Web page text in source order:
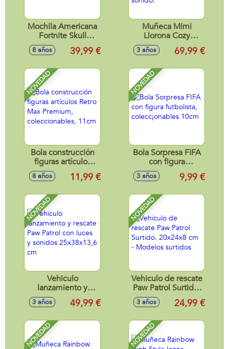
Mochila Americana
Fortnite Skull
Trooper.31 X 43 X
13 Cm.
8 años 39,99 €
Muñeca Mimi
Llorona Cozy
Friends 42 Cm
cuerpo de tela y
sonido.
3 años 69,99 €
NOVEDAD
Bola construcción
figuras artículos
Retro Max
Premium,
11cm
8 años 11,99 €
NOVEDAD
Bola Sorpresa FIFA
con figura
futbolista,
colecc¡onables
3 años 9,99 €
NOVEDAD
Vehiculo
lanzamiento y
rescate Paw Patrol
con luces y sonidos
3 años 49,99 €
NOVEDAD
Vehiculo de rescate
Paw Patrol Surtido.
20x24x8 cm -
Modelos surtidos
3 años 24,99 €
NOVEDAD NOVEDAD